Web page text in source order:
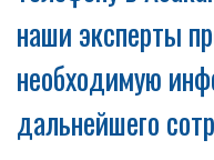
наши эксперты
необходимую
дальнейшего